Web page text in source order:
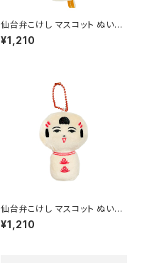
仙台弁こけし マスコット ぬいぐ
るみ ボールチェーン付 （やじろ
うちゃん）
¥1,210
仙台弁こけし マスコット ぬいぐ
るみ ボールチェーン付 （なるこ
っつぁん）
¥1,210